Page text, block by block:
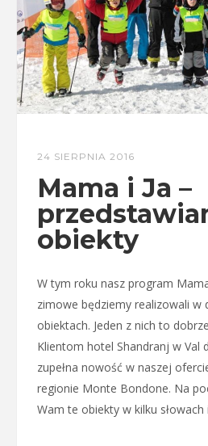
24 SIERPNIA 2016
Mama i Ja –
obiekty
W tym roku nasz program
zimowe będziemy realizowali w
obiektach. Jeden z nich to
Klientom hotel Shandranj w Val
zupełna nowość w naszej
regionie Monte Bondone. Na
Wam te obiekty w kilku słowach